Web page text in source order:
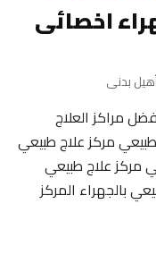
اخصائى
بدنى
مراكز العلاج
مركز علاج طبيعي
مركز علاج طبيعي
بالجهراء المركز